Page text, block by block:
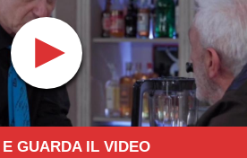
GUARDA IL VIDEO